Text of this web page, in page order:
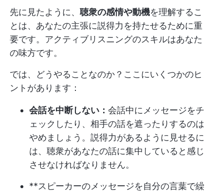
先に見たように、 聴衆の感情や動機を理解するこ
とは、あなたの主張に説得力を持たせるために重
要です。アクティブリスニングのスキルはあなた
の味方です。
では、どうやることなのか？ここにいくつかのヒ
ントがあります：
会話を中断しない： 会話中にメッセージをチ
ェックしたり、相手の話を遮ったりするのは
やめましょう。説得力があるように見せるに
は、聴衆があなたの話に集中していると感じ
させなければなりません。
**スピーカーのメッセージを自分の言葉で繰